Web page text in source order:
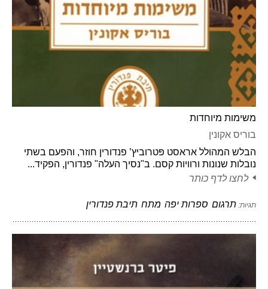
משימות מיוחדות
בוריס אקונין
הבלש המהולל אראסט פּטרוביץ’ פנדורין חוזר, והפעם בשתי
נובלות שנונות ורוויות קסם. ב"נסיך העלה" פנדורין, הפקיד...
לחצו לדף כותר
תגיות: תרגום ספרות יפה מתח תיבת פנדורין